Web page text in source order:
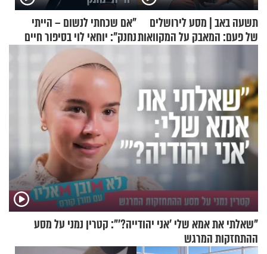
תשעה באב | מסע לירושלים
של פעם: המאבק על המקוואות
"אם שכחתי לנשום – הייתי
נחנק": יוחאי לוי בסיפור חיים
מעורר השראה
"שאלתי את אמא שלי 'אני יהודייה?'": קטרין נמני על מסע
ההתחזקות המרגש